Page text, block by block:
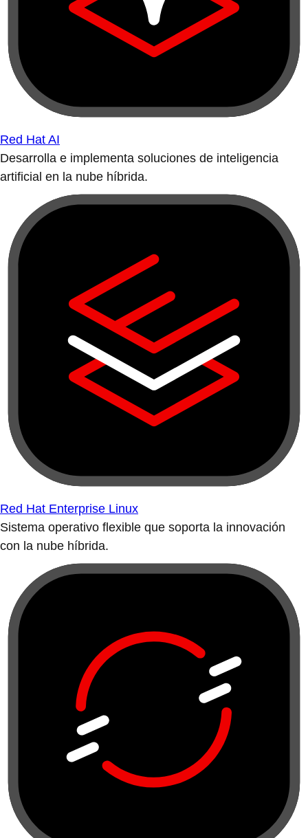
Red Hat AI
Desarrolla e implementa soluciones de inteligencia
artificial en la nube híbrida.
Red Hat Enterprise Linux
Sistema operativo flexible que soporta la innovación
con la nube híbrida.